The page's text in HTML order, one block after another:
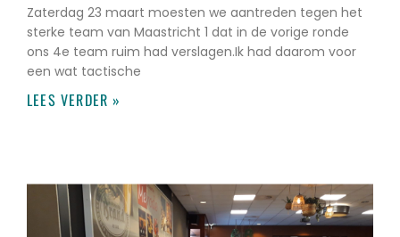
Zaterdag 23 maart moesten we aantreden tegen het
sterke team van Maastricht 1 dat in de vorige ronde
ons 4e team ruim had verslagen.Ik had daarom voor
een wat tactische
LEES VERDER »